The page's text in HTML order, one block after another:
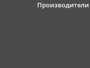
Производители